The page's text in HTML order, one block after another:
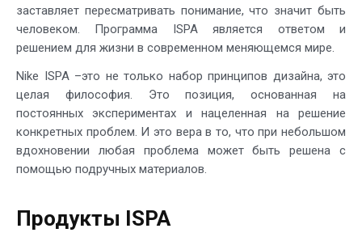
заставляет пересматривать понимание, что значит быть
человеком. Программа ISPA является ответом и
решением для жизни в современном меняющемся мире.
Nike ISPA –это не только набор принципов дизайна, это
целая философия. Это позиция, основанная на
постоянных экспериментах и нацеленная на решение
конкретных проблем. И это вера в то, что при небольшом
вдохновении любая проблема может быть решена с
помощью подручных материалов.
Продукты ISPA